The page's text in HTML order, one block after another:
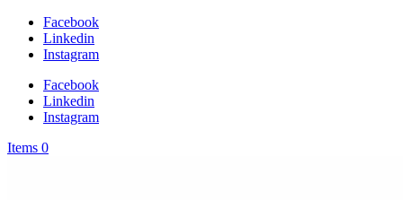
Facebook
Linkedin
Instagram
Facebook
Linkedin
Instagram
Items 0